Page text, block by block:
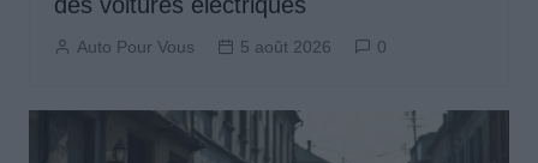
Auto Pour Vous 5 août 2026 0